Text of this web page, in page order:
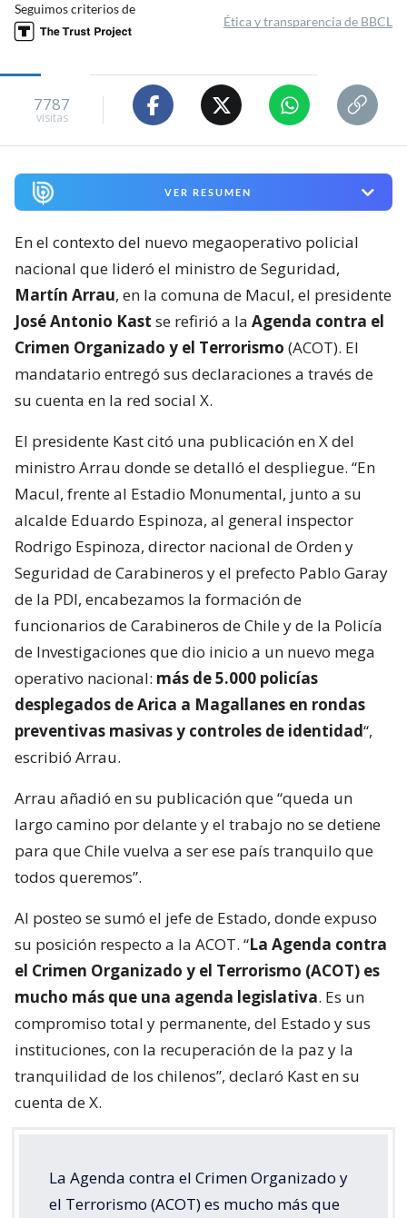
Seguimos criterios de
Ética y transparencia de BBCL
7787
visitas
VER RESUMEN
En el contexto del nuevo megaoperativo policial
nacional que lideró el ministro de Seguridad,
Martín Arrau, en la comuna de Macul, el presidente
José Antonio Kast se refirió a la Agenda contra el
Crimen Organizado y el Terrorismo (ACOT). El
mandatario entregó sus declaraciones a través de
su cuenta en la red social X.
El presidente Kast citó una publicación en X del
ministro Arrau donde se detalló el despliegue. “En
Macul, frente al Estadio Monumental, junto a su
alcalde Eduardo Espinoza, al general inspector
Rodrigo Espinoza, director nacional de Orden y
Seguridad de Carabineros y el prefecto Pablo Garay
de la PDI, encabezamos la formación de
funcionarios de Carabineros de Chile y de la Policía
de Investigaciones que dio inicio a un nuevo mega
operativo nacional: más de 5.000 policías
desplegados de Arica a Magallanes en rondas
preventivas masivas y controles de identidad“,
escribió Arrau.
Arrau añadió en su publicación que “queda un
largo camino por delante y el trabajo no se detiene
para que Chile vuelva a ser ese país tranquilo que
todos queremos”.
Al posteo se sumó el jefe de Estado, donde expuso
su posición respecto a la ACOT. “La Agenda contra
el Crimen Organizado y el Terrorismo (ACOT) es
mucho más que una agenda legislativa. Es un
compromiso total y permanente, del Estado y sus
instituciones, con la recuperación de la paz y la
tranquilidad de los chilenos”, declaró Kast en su
cuenta de X.
La Agenda contra el Crimen Organizado y
el Terrorismo (ACOT) es mucho más que